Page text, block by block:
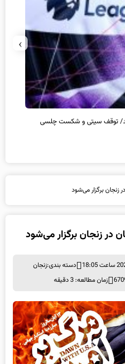
توقف سیتی و شکست چلسی
›
دسته بندی:زنجان
زمان مطالعه: 3 دقیقه